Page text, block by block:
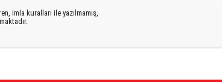
imla kuralları ile yazılmamış,